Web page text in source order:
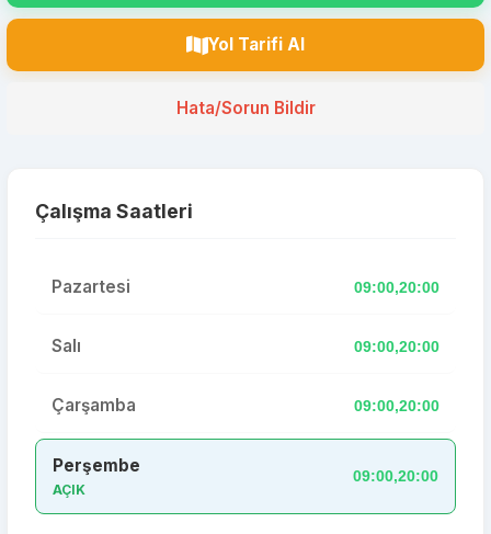
Yol Tarifi Al
Hata/Sorun Bildir
Çalışma Saatleri
Pazartesi 09:00,20:00
Salı 09:00,20:00
Çarşamba 09:00,20:00
Perşembe
AÇIK
09:00,20:00